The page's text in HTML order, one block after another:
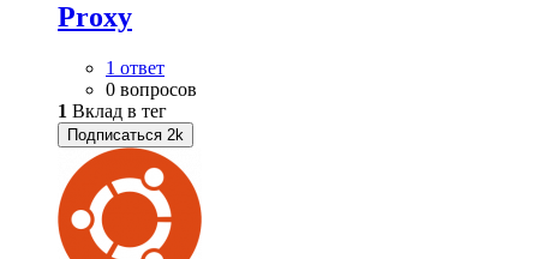
Proxy
1 ответ
0 вопросов
1 Вклад в тег
Подписаться 2k